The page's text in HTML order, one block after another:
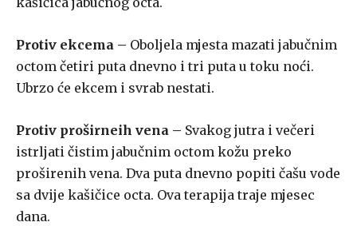
Protiv ekcema – Oboljela mjesta mazati jabučnim
octom četiri puta dnevno i tri puta u toku noći.
Ubrzo će ekcem i svrab nestati.
Protiv proširneih vena – Svakog jutra i večeri
istrljati čistim jabučnim octom kožu preko
proširenih vena. Dva puta dnevno popiti čašu vode
sa dvije kašičice octa. Ova terapija traje mjesec
dana.